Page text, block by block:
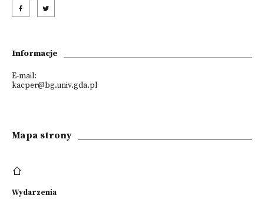
Informacje
E-mail:
kacper@bg.univ.gda.pl
Mapa strony
Wydarzenia